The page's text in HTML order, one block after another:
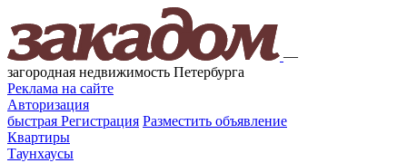
—
загородная недвижимость Петербурга
Реклама на сайте
Авторизация
быстрая Регистрация Разместить объявление
Квартиры
Таунхаусы